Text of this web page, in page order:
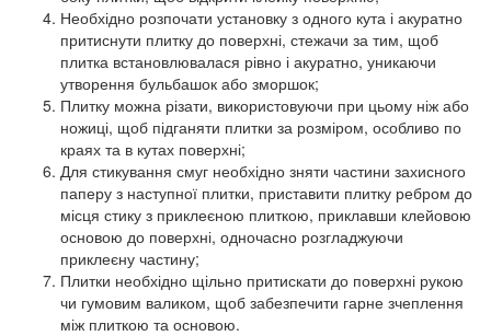
Необхідно розпочати установку з одного кута і акуратно
притиснути плитку до поверхні, стежачи за тим, щоб
плитка встановлювалася рівно і акуратно, уникаючи
утворення бульбашок або зморшок;
Плитку можна різати, використовуючи при цьому ніж або
ножиці, щоб підганяти плитки за розміром, особливо по
краях та в кутах поверхні;
Для стикування смуг необхідно зняти частини захисного
паперу з наступної плитки, приставити плитку ребром до
місця стику з приклеєною плиткою, приклавши клейовою
основою до поверхні, одночасно розгладжуючи
приклеєну частину;
Плитки необхідно щільно притискати до поверхні рукою
чи гумовим валиком, щоб забезпечити гарне зчеплення
між плиткою та основою.